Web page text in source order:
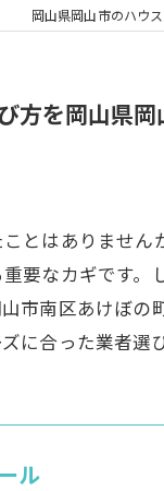
岡山県岡山市のハウ
方を岡山県
とはありませ
要なカギです
市南区あけぼ
に合った業者選
ル